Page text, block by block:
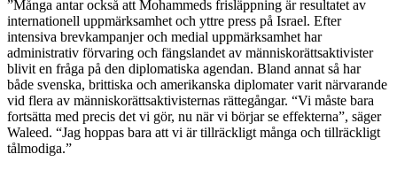
”Många antar också att Mohammeds frisläppning är resultatet av
internationell uppmärksamhet och yttre press på Israel. Efter
intensiva brevkampanjer och medial uppmärksamhet har
administrativ förvaring och fängslandet av människorättsaktivister
blivit en fråga på den diplomatiska agendan. Bland annat så har
både svenska, brittiska och amerikanska diplomater varit närvarande
vid flera av människorättsaktivisternas rättegångar. “Vi måste bara
fortsätta med precis det vi gör, nu när vi börjar se effekterna”, säger
Waleed. “Jag hoppas bara att vi är tillräckligt många och tillräckligt
tålmodiga.”